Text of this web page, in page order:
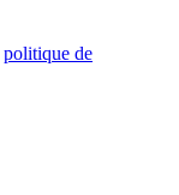
politique de